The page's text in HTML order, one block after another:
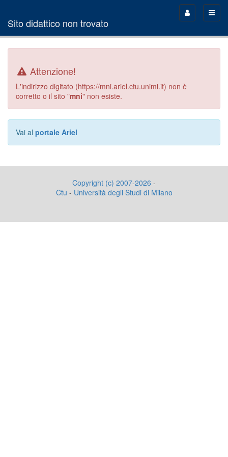
Toggle
sidebar
Sito didattico non trovato
Attenzione!
L'indirizzo digitato (https://mni.ariel.ctu.unimi.it) non è
corretto o il sito "mni" non esiste.
Vai al portale Ariel
Copyright (c) 2007-2026 -
Ctu - Università degli Studi di Milano